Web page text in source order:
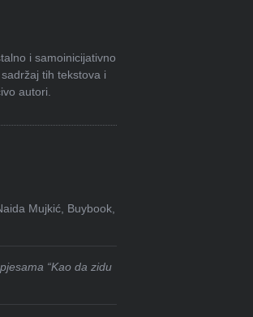
i samoinicijativno
tih tekstova i
autori.
Mujkić, Buybook,
“Kao da zidu